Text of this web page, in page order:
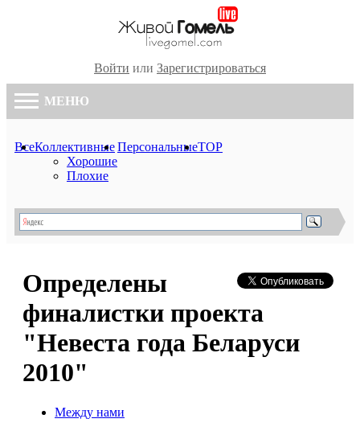
Войти или Зарегистрироваться
МЕНЮ
ВсеКоллективные
Хорошие
Плохие
ПерсональныеTOP
Определены
финалистки проекта
"Невеста года Беларуси
2010"
Между нами